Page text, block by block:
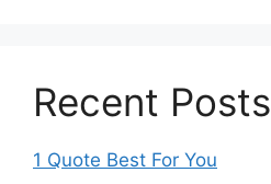
Recent Posts
1 Quote Best For You